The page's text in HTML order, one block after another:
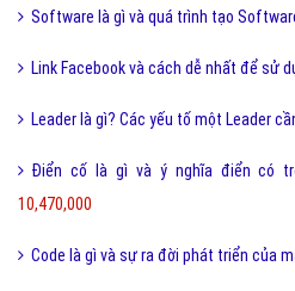
Software là gì và quá trình tạo
Link Facebook và cách dễ nhất để sử
Leader là gì? Các yếu tố một Leader
Điển cố là gì và ý nghĩa điển có
10,470,000
Code là gì và sự ra đời phát triển của